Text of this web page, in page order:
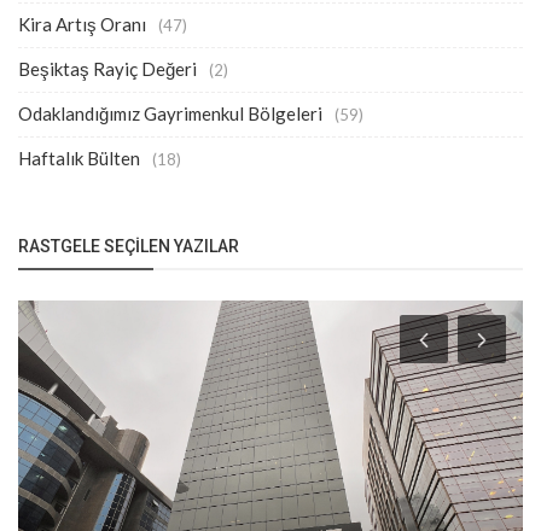
Kira Artış Oranı (47)
Beşiktaş Rayiç Değeri (2)
Odaklandığımız Gayrimenkul Bölgeleri (59)
Haftalık Bülten (18)
RASTGELE SEÇILEN YAZILAR